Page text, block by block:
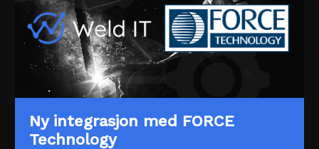
Ny integrasjon med FORCE
Technology